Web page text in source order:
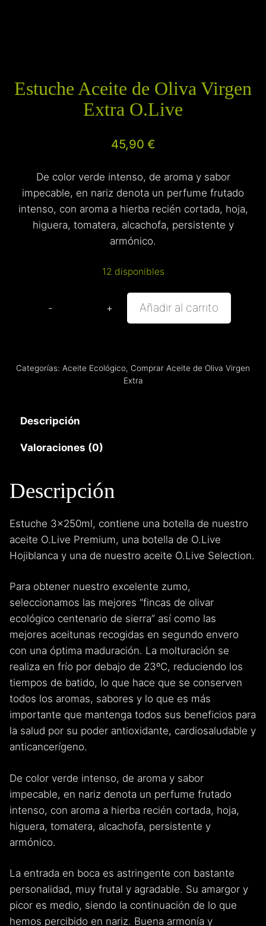
Estuche Aceite de Oliva Virgen
Extra O.Live
45,90 €
De color verde intenso, de aroma y sabor
impecable, en nariz denota un perfume frutado
intenso, con aroma a hierba recién cortada, hoja,
higuera, tomatera, alcachofa, persistente y
armónico.
12 disponibles
Estuche
Oliva
Virgen
Añadir al carrito
Categorías: Aceite Ecológico, Comprar Aceite de Oliva Virgen
Extra
Descripción
Valoraciones (0)
Descripción
Estuche 3x250ml, contiene una botella de nuestro
aceite O.Live Premium, una botella de O.Live
Hojiblanca y una de nuestro aceite O.Live Selection.
Para obtener nuestro excelente zumo,
seleccionamos las mejores “fincas de olivar
ecológico centenario de sierra” así como las
mejores aceitunas recogidas en segundo envero
con una óptima maduración. La molturación se
realiza en frío por debajo de 23ºC, reduciendo los
tiempos de batido, lo que hace que se conserven
todos los aromas, sabores y lo que es más
importante que mantenga todos sus beneficios para
la salud por su poder antioxidante, cardiosaludable y
anticancerígeno.
De color verde intenso, de aroma y sabor
impecable, en nariz denota un perfume frutado
intenso, con aroma a hierba recién cortada, hoja,
higuera, tomatera, alcachofa, persistente y
armónico.
La entrada en boca es astringente con bastante
personalidad, muy frutal y agradable. Su amargor y
picor es medio, siendo la continuación de lo que
hemos percibido en nariz. Buena armonía y